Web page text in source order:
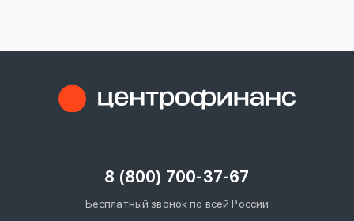
8 (800) 700-37-67
Бесплатный звонок по всей России
Войти под другим номером